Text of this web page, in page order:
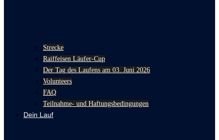
Strecke
Raiffeisen Läufer-Cup
Der Tag des Laufens am 03. Juni 2026
Volunteers
FAQ
Teilnahme- und Haftungsbedingungen
Dein Lauf